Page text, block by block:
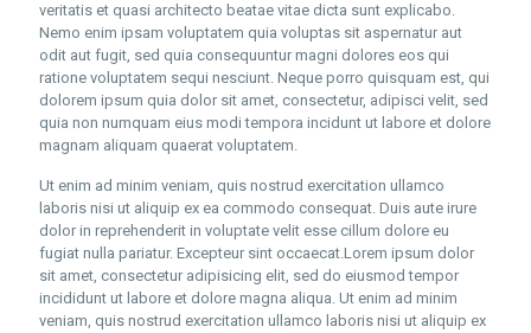
veritatis et quasi architecto beatae vitae dicta sunt explicabo.
Nemo enim ipsam voluptatem quia voluptas sit aspernatur aut
odit aut fugit, sed quia consequuntur magni dolores eos qui
ratione voluptatem sequi nesciunt. Neque porro quisquam est, qui
dolorem ipsum quia dolor sit amet, consectetur, adipisci velit, sed
quia non numquam eius modi tempora incidunt ut labore et dolore
magnam aliquam quaerat voluptatem.
Ut enim ad minim veniam, quis nostrud exercitation ullamco
laboris nisi ut aliquip ex ea commodo consequat. Duis aute irure
dolor in reprehenderit in voluptate velit esse cillum dolore eu
fugiat nulla pariatur. Excepteur sint occaecat.Lorem ipsum dolor
sit amet, consectetur adipisicing elit, sed do eiusmod tempor
incididunt ut labore et dolore magna aliqua. Ut enim ad minim
veniam, quis nostrud exercitation ullamco laboris nisi ut aliquip ex